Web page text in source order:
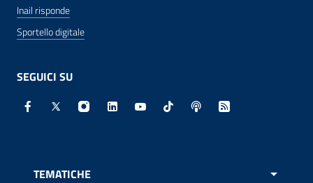
Inail risponde
Sportello digitale
SEGUICI SU
Facebook - Sito esterno - Apertura in nuova finestra
X - Sito esterno - Apertura in nuova finestra
Instagram - Sito esterno - Apertura in
Linkedin - Sito esterno - Apertura in
Youtube - Sito esterno -
TikTok - Sito esterno -
Spreaker - Sito
Feed RSS -
TEMATICHE